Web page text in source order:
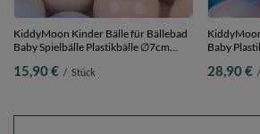
KiddyMoon Kinder Bälle für Bällebad
Baby Spielbälle Plastikbälle ∅7cm
pastellbeige/pastellblau/weiß, 50
15,90 € / Stück
Baby
blau/
28,90 € /